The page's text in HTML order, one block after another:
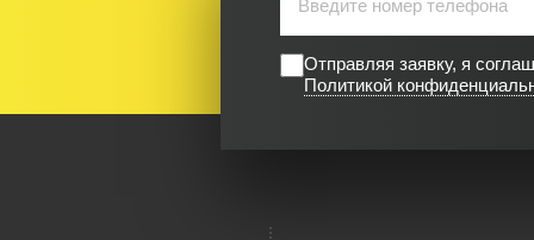
Отправляя заявку, я
Политикой